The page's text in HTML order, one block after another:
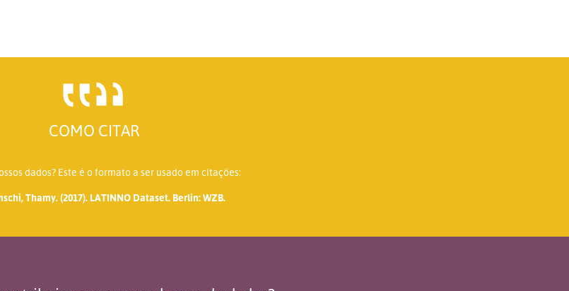
COMO CITAR
dados? Este é o formato a ser usado em citações:
Thamy. (2017). LATINNO Dataset. Berlin: WZB.